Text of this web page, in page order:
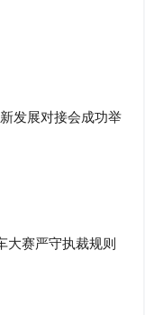
发展对接会成功举
大赛严守执裁规则